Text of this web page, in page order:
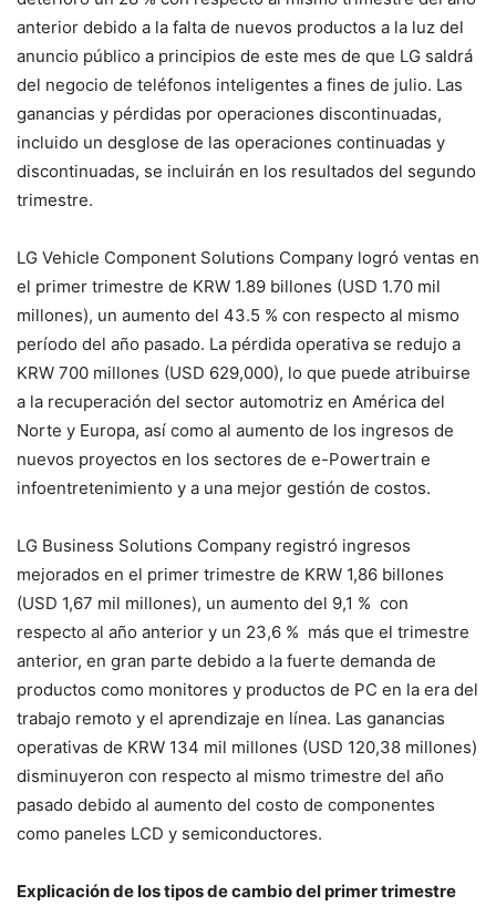
anterior debido a la falta de nuevos productos a la luz del
anuncio público a principios de este mes de que LG saldrá
del negocio de teléfonos inteligentes a fines de julio. Las
ganancias y pérdidas por operaciones discontinuadas,
incluido un desglose de las operaciones continuadas y
discontinuadas, se incluirán en los resultados del segundo
trimestre.
LG Vehicle Component Solutions Company logró ventas en
el primer trimestre de KRW 1.89 billones (USD 1.70 mil
millones), un aumento del 43.5 % con respecto al mismo
período del año pasado. La pérdida operativa se redujo a
KRW 700 millones (USD 629,000), lo que puede atribuirse
a la recuperación del sector automotriz en América del
Norte y Europa, así como al aumento de los ingresos de
nuevos proyectos en los sectores de e-Powertrain e
infoentretenimiento y a una mejor gestión de costos.
LG Business Solutions Company registró ingresos
mejorados en el primer trimestre de KRW 1,86 billones
(USD 1,67 mil millones), un aumento del 9,1 % con
respecto al año anterior y un 23,6 % más que el trimestre
anterior, en gran parte debido a la fuerte demanda de
productos como monitores y productos de PC en la era del
trabajo remoto y el aprendizaje en línea. Las ganancias
operativas de KRW 134 mil millones (USD 120,38 millones)
disminuyeron con respecto al mismo trimestre del año
pasado debido al aumento del costo de componentes
como paneles LCD y semiconductores.
Explicación de los tipos de cambio del primer trimestre